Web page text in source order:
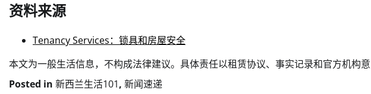
资料来源
Tenancy Services：锁具和房屋安全
本文为一般生活信息，不构成法律建议。具体责任以租赁协议、事实记录和官方机构意
Posted in 新西兰生活101, 新闻速递